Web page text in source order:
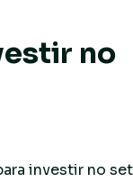
no
investir no